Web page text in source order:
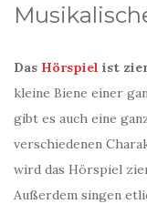
Das Hörspiel ist
kleine Biene einer
gibt es auch eine
verschiedenen
wird das Hörspiel
Außerdem singen